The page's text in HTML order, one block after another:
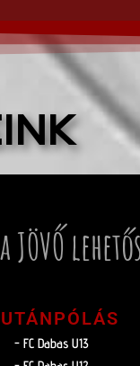
JÖVŐ
UTÁNPÓLÁS
- FC Dabas U13